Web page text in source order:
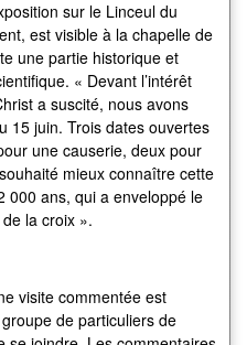
sur le Linceul du
est visible à la chapelle de
une partie historique et
« Devant l’intérêt
a suscité, nous avons
15 juin. Trois dates ouvertes
une causerie, deux pour
mieux connaître cette
000 ans, qui a enveloppé le
la croix ».
visite commentée est
de particuliers de